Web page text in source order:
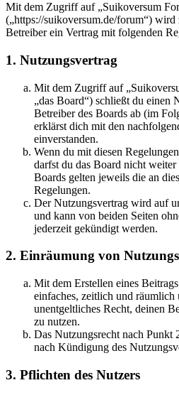
Mit dem Zugriff auf „Suikoversum
(„https://suikoversum.de/forum“)
Betreiber ein Vertrag mit folgenden
1. Nutzungsvertrag
Mit dem Zugriff auf
„das Board“) schließt du einen
Betreiber des Boards ab (im
erklärst dich mit den
einverstanden.
Wenn du mit diesen
darfst du das Board nicht
Boards gelten jeweils die an
Regelungen.
Der Nutzungsvertrag wird auf
und kann von beiden Seiten
jederzeit gekündigt werden.
2. Einräumung von
Mit dem Erstellen eines
einfaches, zeitlich und räumlich
unentgeltliches Recht, deinen
zu nutzen.
Das Nutzungsrecht nach Punkt
nach Kündigung des
3. Pflichten des Nutzers